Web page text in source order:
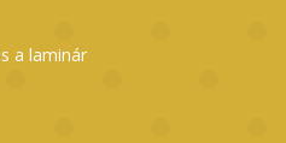
a laminár